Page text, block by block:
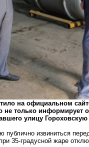
на официальном
не только информирует
улицу
публично извиниться
35-градусной жаре